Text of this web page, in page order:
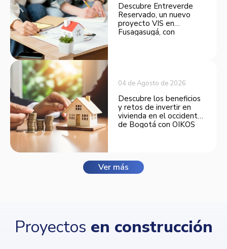
Descubre Entreverde
Reservado, un nuevo
proyecto VIS en
Fusagasugá, con
04 de Agosto de 2026
Descubre los beneficios
y retos de invertir en
vivienda en el occidente
de Bogotá con OIKOS
Ver más
Proyectos en construcción